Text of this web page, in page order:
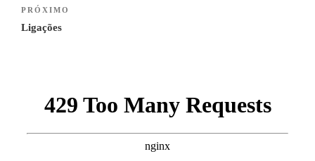
Next
Post
PRÓXIMO
Ligações